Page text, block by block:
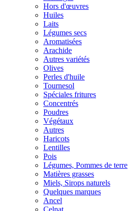
Hors d'œuvres
Huiles
Laits
Légumes secs
Aromatisées
Arachide
Autres variétés
Olives
Perles d'huile
Tournesol
Spéciales fritures
Concentrés
Poudres
Végétaux
Autres
Haricots
Lentilles
Pois
Légumes, Pommes de terre
Matières grasses
Miels, Sirops naturels
Quelques marques
Ancel
Celnat